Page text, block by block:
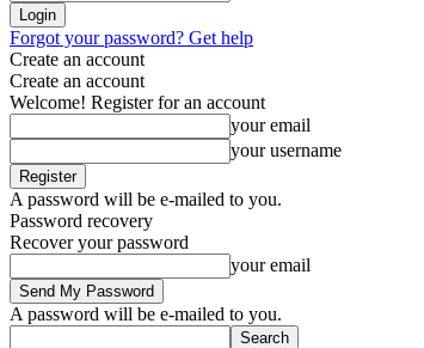
Forgot your password? Get help
Create an account
Create an account
Welcome! Register for an account
your email
your username
A password will be e-mailed to you.
Password recovery
Recover your password
your email
A password will be e-mailed to you.